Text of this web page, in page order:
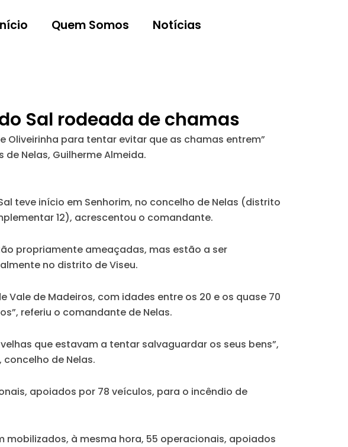
Quem Somos Notícias
Sal rodeada de chamas
Oliveirinha para tentar evitar que as chamas entrem”
Nelas, Guilherme Almeida.
teve início em Senhorim, no concelho de Nelas (distrito
12), acrescentou o comandante.
propriamente ameaçadas, mas estão a ser
no distrito de Viseu.
de Madeiros, com idades entre os 20 e os quase 70
referiu o comandante de Nelas.
que estavam a tentar salvaguardar os seus bens”,
de Nelas.
apoiados por 78 veículos, para o incêndio de
mobilizados, à mesma hora, 55 operacionais, apoiados